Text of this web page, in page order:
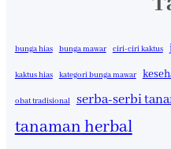
bunga hias bunga mawar ciri-ciri kaktus
kaktus hias kategori bunga mawar
obat tradisional serba-serbi
tanaman herbal